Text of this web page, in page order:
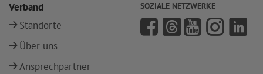
Verband
Standorte
Über uns
Ansprechpartner
SOZIALE NETZWERKE